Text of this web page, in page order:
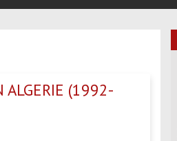
ALGERIE (1992-